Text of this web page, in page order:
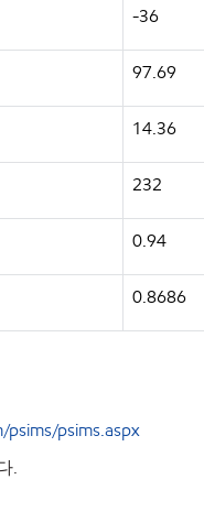
-36
97.69
14.36
232
0.94
0.8686
psims.aspx
.